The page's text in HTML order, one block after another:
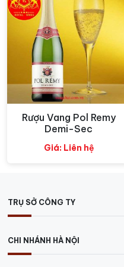
được người dân thời đó
thời trung cổ, sự phát
được xác định bởi sức
nơi không chỉ cho phép
các quốc gia khác, mà
ngoài, đặc biệt là những
Lạp và Síp. Ngay cả
tiếng của Murano cũng
rượu vang. Các chai tinh
đựng bằng gốm. Các
châu Âu.
Giống nho Pinot
Rượu vang nổOroperla
Xem nhanh
Rượu Vang Pol Remy
Demi-Sec
Giá: Liên hệ
TRỤ SỞ CÔNG TY
CHI NHÁNH HÀ NỘI